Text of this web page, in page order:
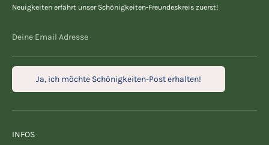
Neuigkeiten erfährt unser Schönigkeiten-Freundeskreis zuerst!
Deine Email Adresse
Ja, ich möchte Schönigkeiten-Post erhalten!
INFOS